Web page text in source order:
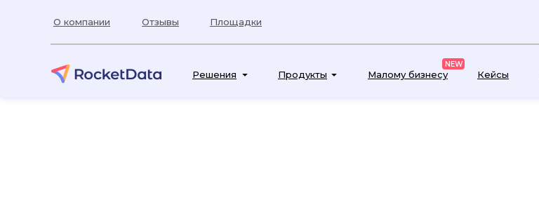
Продукты
Решения Кейсы
Площадки
О компании Отзывы
NEW
Малому бизнесу